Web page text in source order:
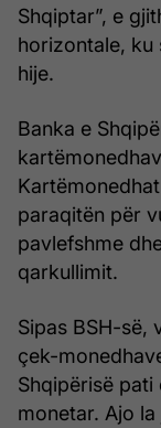
Shqiptar”, e
horizontale, ku
hije.
Banka e
paraqitën për
pavlefshme
qarkullimit.
Sipas BSH-së,
çek-
Shqipërisë pati
monetar. Ajo